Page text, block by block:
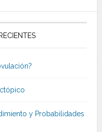
y Probabilidades